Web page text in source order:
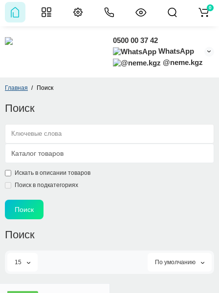
0500 00 37 42
WhatsApp
@neme.kgz
0
Главная Поиск
Поиск
Искать в описании товаров
Поиск в подкатегориях
Поиск
15 По умолчанию